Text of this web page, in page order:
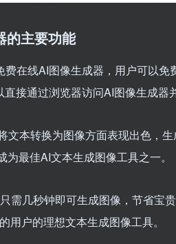
的主要功能
费在线AI图像生成器，用户可以
接通过浏览器访问AI图像生成器
文本转换为图像方面表现出色，
为最佳AI文本生成图像工具之一。
需几秒钟即可生成图像，节省宝
用户的理想文本生成图像工具。